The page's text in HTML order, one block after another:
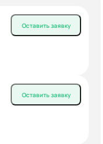
Оставить заявку
Оставить заявку